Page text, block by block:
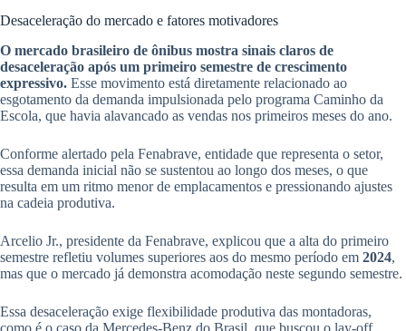
Desaceleração do mercado e fatores motivadores
O mercado brasileiro de ônibus mostra sinais claros de
desaceleração após um primeiro semestre de crescimento
expressivo. Esse movimento está diretamente relacionado ao
esgotamento da demanda impulsionada pelo programa Caminho da
Escola, que havia alavancado as vendas nos primeiros meses do ano.
Conforme alertado pela Fenabrave, entidade que representa o setor,
essa demanda inicial não se sustentou ao longo dos meses, o que
resulta em um ritmo menor de emplacamentos e pressionando ajustes
na cadeia produtiva.
Arcelio Jr., presidente da Fenabrave, explicou que a alta do primeiro
semestre refletiu volumes superiores aos do mesmo período em 2024,
mas que o mercado já demonstra acomodação neste segundo semestre.
Essa desaceleração exige flexibilidade produtiva das montadoras,
como é o caso da Mercedes-Benz do Brasil, que buscou o lay-off